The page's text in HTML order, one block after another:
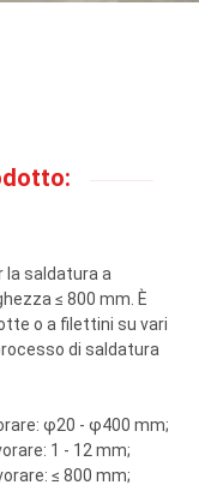
la saldatura a
≤ 800 mm. È
o a filettini su vari
di saldatura
φ20 - φ400 mm;
1 - 12 mm;
≤ 800 mm;